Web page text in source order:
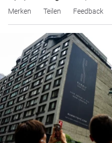
Merken Teilen Feedback